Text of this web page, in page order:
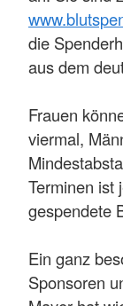
die
aus dem
Frauen
viermal,
Terminen ist
gespendete
Ein ganz
Sponsoren